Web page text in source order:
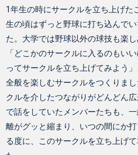
1年生の時にサークルを立ち上げた
生の頃はずっと野球に打ち込んで
た。大学では野球以外の球技も楽
「どこかのサークルに入るのもい
ってサークルを立ち上げてみよう
全般を楽しむサークルをつくりま
クルを介したつながりがどんどん
で話をしていたメンバーたちも、
離がグッと縮まり、いつの間にか
る度に、このサークルを立ち上げ